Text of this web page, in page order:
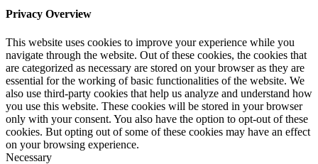
Privacy Overview
This website uses cookies to improve your experience while you
navigate through the website. Out of these cookies, the cookies that
are categorized as necessary are stored on your browser as they are
essential for the working of basic functionalities of the website. We
also use third-party cookies that help us analyze and understand how
you use this website. These cookies will be stored in your browser
only with your consent. You also have the option to opt-out of these
cookies. But opting out of some of these cookies may have an effect
on your browsing experience.
Necessary